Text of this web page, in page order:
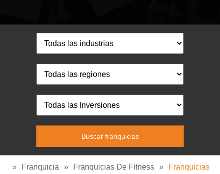
» Franquicia » Franquicias De Fitness »
Franquicias